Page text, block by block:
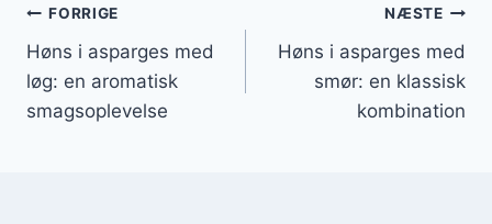
Indlægsnavigation
FORRIGE
Høns i asparges med
løg: en aromatisk
smagsoplevelse
NÆSTE
Høns i asparges med
smør: en klassisk
kombination